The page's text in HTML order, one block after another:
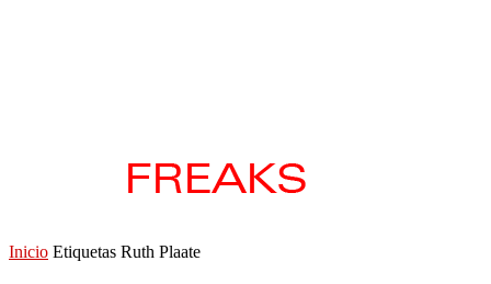
Inicio Etiquetas Ruth Plaate